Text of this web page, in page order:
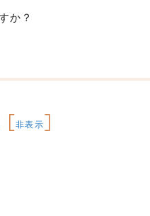
か？
[非表示]